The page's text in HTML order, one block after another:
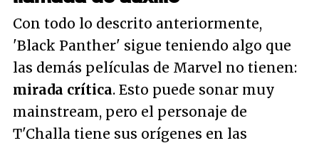
Con todo lo descrito anteriormente,
'Black Panther' sigue teniendo algo que
las demás películas de Marvel no tienen:
mirada crítica. Esto puede sonar muy
mainstream, pero el personaje de
T'Challa tiene sus orígenes en las